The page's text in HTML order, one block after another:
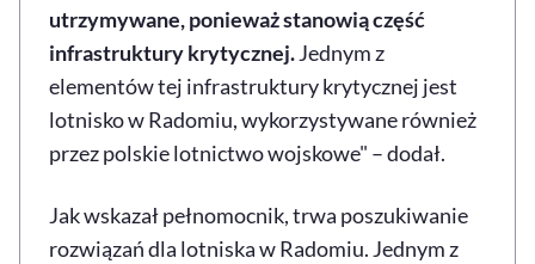
utrzymywane, ponieważ stanowią część
infrastruktury krytycznej.Jednym z
elementów tej infrastruktury krytycznej jest
lotnisko w Radomiu, wykorzystywane również
przez polskie lotnictwo wojskowe" – dodał.
Jak wskazał pełnomocnik, trwa poszukiwanie
rozwiązań dla lotniska w Radomiu. Jednym z